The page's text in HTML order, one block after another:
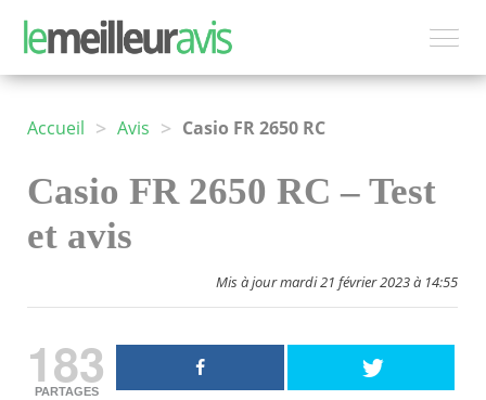
Accueil > Avis > Casio FR 2650 RC
Casio FR 2650 RC – Test
et avis
Mis à jour mardi 21 février 2023 à 14:55
183
PARTAGES